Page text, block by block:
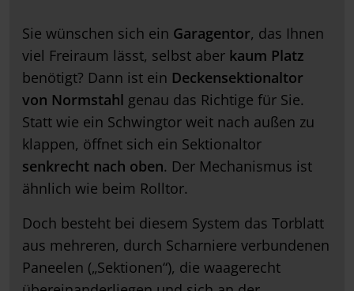
Sie wünschen sich ein Garagentor, das Ihnen
viel Freiraum lässt, selbst aber kaum Platz
benötigt? Dann ist ein Deckensektionaltor
von Normstahl genau das Richtige für Sie.
Statt wie ein Schwingtor weit nach außen zu
klappen, öffnet sich ein Sektionaltor
senkrecht nach oben. Der Mechanismus ist
ähnlich wie beim Rolltor.
Doch besteht bei diesem System das Torblatt
aus mehreren, durch Scharniere verbundenen
Paneelen („Sektionen“), die waagerecht